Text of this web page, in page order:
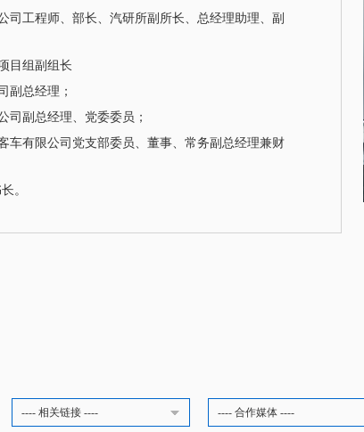
司工程师、部长、汽研所副所长、总经理助理、副
目组副组长
副总经理；
司副总经理、党委委员；
车有限公司党支部委员、董事、常务副总经理兼财
。
---- 相关链接 ---- ---- 合作媒体 ----